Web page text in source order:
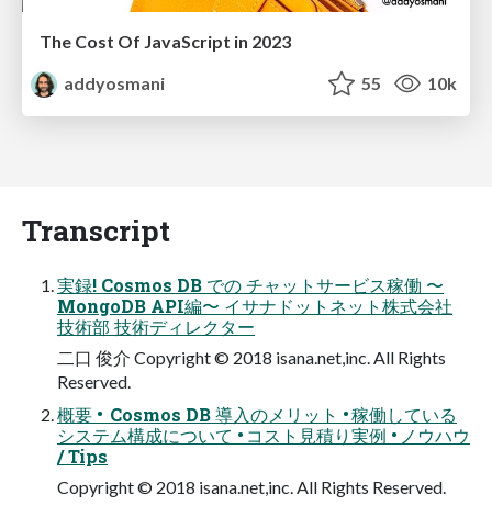
The Cost Of JavaScript in 2023
addyosmani
55 10k
Transcript
実録! Cosmos DB での チャットサービス稼働 〜
MongoDB API編〜 イサナドットネット株式会社
技術部 技術ディレクター
⼆⼝ 俊介 Copyright © 2018 isana.net,inc. All Rights
Reserved.
概要 • Cosmos DB 導⼊のメリット • 稼働している
システム構成について • コスト⾒積り実例 • ノウハウ
/ Tips
Copyright © 2018 isana.net,inc. All Rights Reserved.